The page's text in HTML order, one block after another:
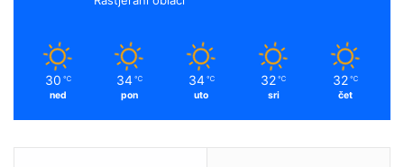
dodajući da briga o zdravlju mora biti kontinuirana tokom
cijele godine.
30 ℃
ned
34 ℃
pon
34 ℃
uto
32 ℃
sri
32 ℃
čet